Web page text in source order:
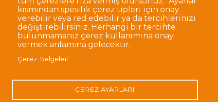
kısmından spesifik çerez tipleri için onay
verebilir veya red edebilir ya da tercihlerinizi
değiştirebilirsiniz. Herhangi bir tercihte
bulunmamanız çerez kullanımına onay
vermek anlamına gelecektir.
Çerez Belgeleri
ÇEREZ AYARLARI
© TED Üniversitesi. Ziya Gökalp Caddesi No:48 06420, Kolej
Çankaya ANKARA
ÜniversitesiÜniversitesiÜniversitesi
geç